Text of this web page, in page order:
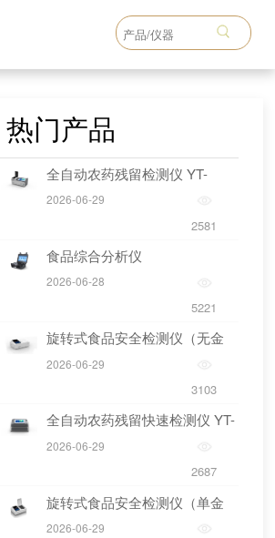
热门产品
全自动农药残留检测仪 YT-
QN24
2026-06-29
2581
食品综合分析仪
2026-06-28
5221
旋转式食品安全检测仪（无金
标）
2026-06-29
3103
全自动农药残留快速检测仪 YT-
QN48
2026-06-29
2687
旋转式食品安全检测仪（单金
标）
2026-06-29